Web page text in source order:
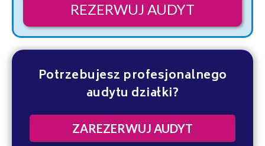
REZERWUJ AUDYT
Potrzebujesz profesjonalnego
audytu działki?
ZAREZERWUJ AUDYT